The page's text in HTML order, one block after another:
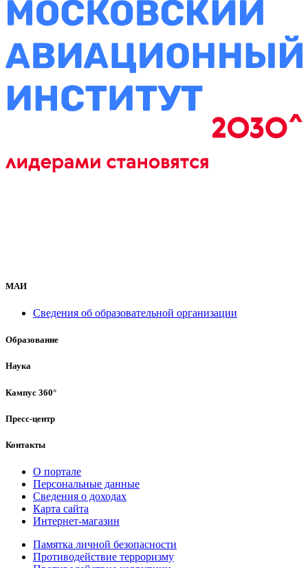
МАИ
Сведения об образовательной организации
Образование
Наука
Кампус 360°
Пресс-центр
Контакты
О портале
Персональные данные
Сведения о доходах
Карта сайта
Интернет-магазин
Памятка личной безопасности
Противодействие терроризму